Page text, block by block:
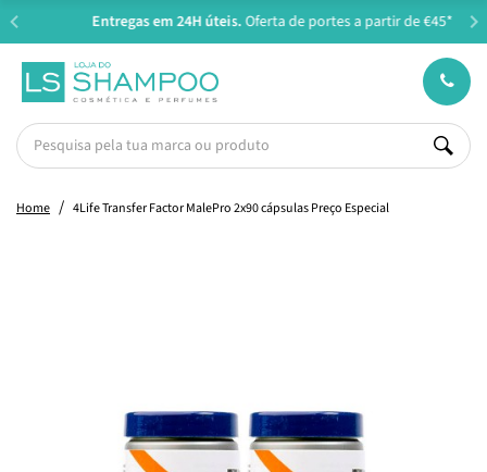
Entregas em 24H úteis.Oferta de portes a partir de €45*
Home 4Life Transfer Factor MalePro 2x90 cápsulas Preço Especial